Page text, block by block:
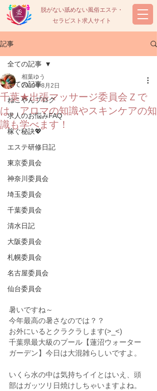
脱がない舐めない風俗エステ・
セラピスト求人サイト
記事
全ての記事
ねこやんブログ
求人のお悩みFAQ
稼ぐ秘訣💖
エステ研修日記
東京委員会
神奈川委員会
埼玉委員会
千葉委員会
清水日記
大阪委員会
札幌委員会
名古屋委員会
仙台委員会
全ての記事
千葉★出張マッサージ委員会Ｚで
は、アロマの知識やスキンケアの知
識も学べます！
相葉ゆう
2019年8月2日
暑いですね～
今年最高の暑さなのでは？？
お外にいるとクラクラします(>_<)
千葉県最大級のプール【蓮沼ウォーター
ガーデン】今日は大混雑らしいですよ。
いくら水の中は気持ちイイとはいえ、頭
部はガッツリ日焼けしちゃいますよね。